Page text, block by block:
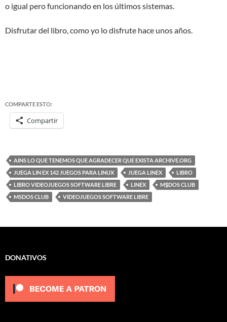
o igual pero funcionando en los últimos sistemas.
Disfrutar del libro, como yo lo disfrute hace unos años.
COMPARTE ESTO:
Compartir
AINS LO QUE TENEMOS QUE AGRADECER QUE EXISTA ARCHIVE.ORG
JUEGA LIN EX 142 JUEGOS PARA LINUX
JUEGA LINEX
LIBRO
LIBRO VIDEOJUEGOS SOFTWARE LIBRE
LINEX
M$DOS CLUB
MSDOS CLUB
VIDEOJUEGOS SOFTWARE LIBRE
DONATIVOS